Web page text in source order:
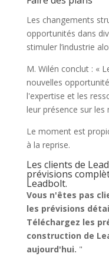
Les changements
opportunités dans
stimuler l’industrie
M. Wilén conclut : «
nouvelles
l'expertise et les
leur présence sur les
Le moment est
à la reprise.
Les clients de
prévisions
Leadbolt.
Vous n'êtes pas
les prévisions
Téléchargez les
construction de
aujourd'hui. "